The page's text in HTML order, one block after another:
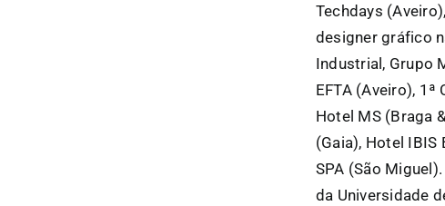
Techdays
designer gráfico
Industrial, Grupo
EFTA (Aveiro),
Hotel MS (Braga
(Gaia), Hotel
SPA (São
da Universidade